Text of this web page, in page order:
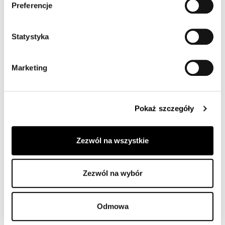
Preferencje
Statystyka
Marketing
Pokaż szczegóły
Zezwól na wszystkie
Zezwól na wybór
Odmowa